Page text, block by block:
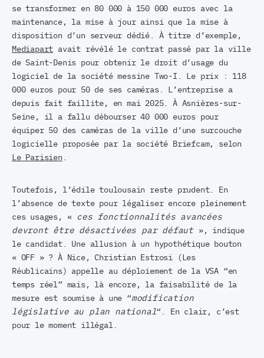
se transformer en 80 000 à 150 000 euros avec la
maintenance, la mise à jour ainsi que la mise à
disposition d’un serveur dédié. À titre d’exemple,
Mediapart avait révélé le contrat passé par la ville
de Saint-Denis pour obtenir le droit d’usage du
logiciel de la société messine Two-I. Le prix : 118
000 euros pour 50 de ses caméras. L’entreprise a
depuis fait faillite, en mai 2025. À Asnières-sur-
Seine, il a fallu débourser 40 000 euros pour
équiper 50 des caméras de la ville d’une surcouche
logicielle proposée par la société Briefcam, selon
Le Parisien .
Toutefois, l’édile toulousain reste prudent. En
l’absence de texte pour légaliser encore pleinement
ces usages, «ces fonctionnalités avancées
devront être désactivées par défaut », indique
le candidat. Une allusion à un hypothétique bouton
« OFF » ? À Nice, Christian Estrosi (Les
Réublicains) appelle au déploiement de la VSA “en
temps réel” mais, là encore, la faisabilité de la
mesure est soumise à une “modification
législative
au plan national“. En clair, c’est
pour le moment illégal.